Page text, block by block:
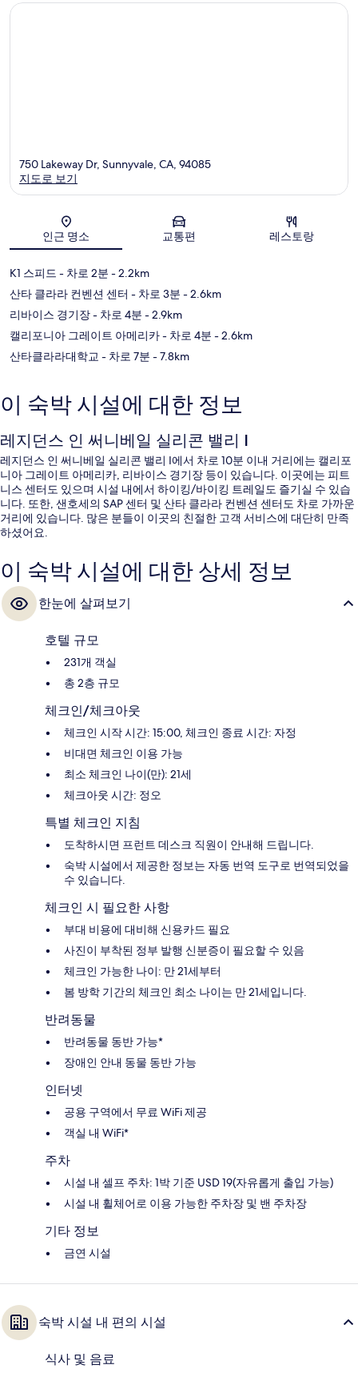
지도
750 Lakeway Dr, Sunnyvale, CA, 94085
지도로 보기
인근 명소 교통편 레스토랑
K1 스피드 - 차로 2분 - 2.2km
산타 클라라 컨벤션 센터 - 차로 3분 - 2.6km
리바이스 경기장- 차로 4분 - 2.9km
캘리포니아 그레이트 아메리카- 차로 4분 - 2.6km
산타클라라대학교 - 차로 7분 - 7.8km
이 숙박 시설에 대한 정보
레지던스 인 써니베일 실리콘 밸리 I
레지던스 인 써니베일 실리콘 밸리 I에서 차로 10분 이내 거리에는 캘리포
니아 그레이트 아메리카, 리바이스 경기장 등이 있습니다. 이곳에는 피트
니스 센터도 있으며 시설 내에서 하이킹/바이킹 트레일도 즐기실 수 있습
니다. 또한, 샌호세의 SAP 센터 및 산타 클라라 컨벤션 센터도 차로 가까운
거리에 있습니다. 많은 분들이 이곳의 친절한 고객 서비스에 대단히 만족
하셨어요.
이 숙박 시설에 대한 상세 정보
한눈에 살펴보기
호텔 규모
231개 객실
총 2층 규모
체크인/체크아웃
체크인 시작 시간: 15:00, 체크인 종료 시간: 자정
비대면 체크인 이용 가능
최소 체크인 나이(만): 21세
체크아웃 시간: 정오
특별 체크인 지침
도착하시면 프런트 데스크 직원이 안내해 드립니다.
숙박 시설에서 제공한 정보는 자동 번역 도구로 번역되었을
수 있습니다.
체크인 시 필요한 사항
부대 비용에 대비해 신용카드 필요
사진이 부착된 정부 발행 신분증이 필요할 수 있음
체크인 가능한 나이: 만 21세부터
봄 방학 기간의 체크인 최소 나이는 만 21세입니다.
반려동물
반려동물 동반 가능*
장애인 안내 동물 동반 가능
인터넷
공용 구역에서 무료 WiFi 제공
객실 내 WiFi*
주차
시설 내 셀프 주차: 1박 기준 USD 19(자유롭게 출입 가능)
시설 내 휠체어로 이용 가능한 주차장 및 밴 주차장
기타 정보
금연 시설
숙박 시설 내 편의 시설
식사 및 음료